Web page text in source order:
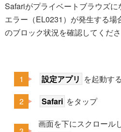
Safariがプライベートブラウズ
エラー（EL0231）が発生する
のブロック状況を確認してくださ
設定アプリ を起動する
Safari をタップ
画面を下にスクロールし